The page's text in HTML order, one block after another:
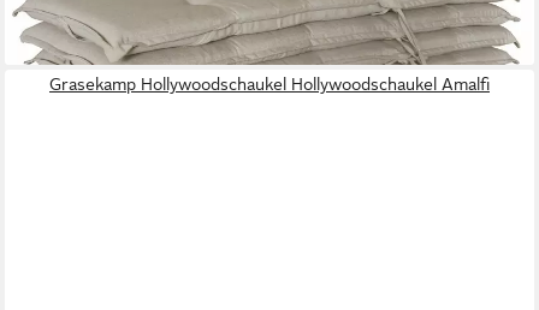
174,26 €
lieferbar - in 2-3 Werktagen bei dir
Grasekamp Hollywoodschaukel Hollywoodschaukel Amalfi